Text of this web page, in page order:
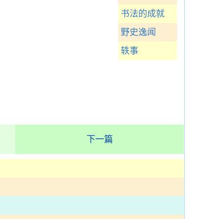
书法的成就
野史逸闻
轶事
下一篇